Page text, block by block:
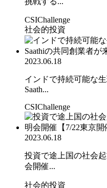
CSIChallenge
社会的投資
2023.06.18
インドで持続可能な
Saath...
CSIChallenge
2023.06.18
投資で途上国の社会
会開催...
社会的投資